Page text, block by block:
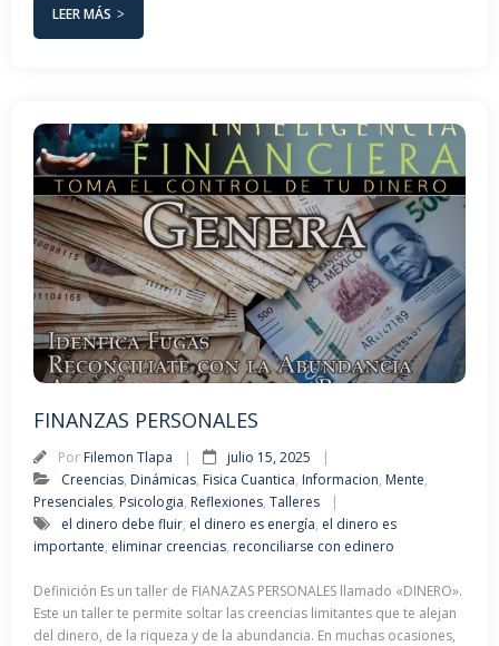
LEER MÁS
FINANZAS PERSONALES
Por Filemon Tlapa
julio 15, 2025
Creencias, Dinámicas, Fisica Cuantica, Informacion, Mente,
Presenciales, Psicologia, Reflexiones, Talleres
el dinero debe fluir, el dinero es energía, el dinero es
importante, eliminar creencias, reconciliarse con edinero
Definición Es un taller de FIANAZAS PERSONALES llamado «DINERO».
Este un taller te permite soltar las creencias limitantes que te alejan
del dinero, de la riqueza y de la abundancia. En muchas ocasiones,